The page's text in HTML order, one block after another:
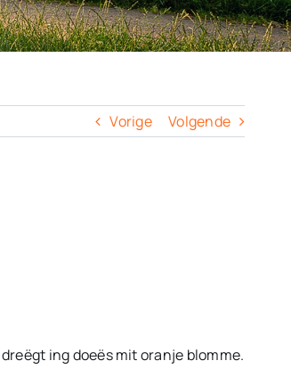
Vorige Volgende
ing doeës mit oranje blomme.